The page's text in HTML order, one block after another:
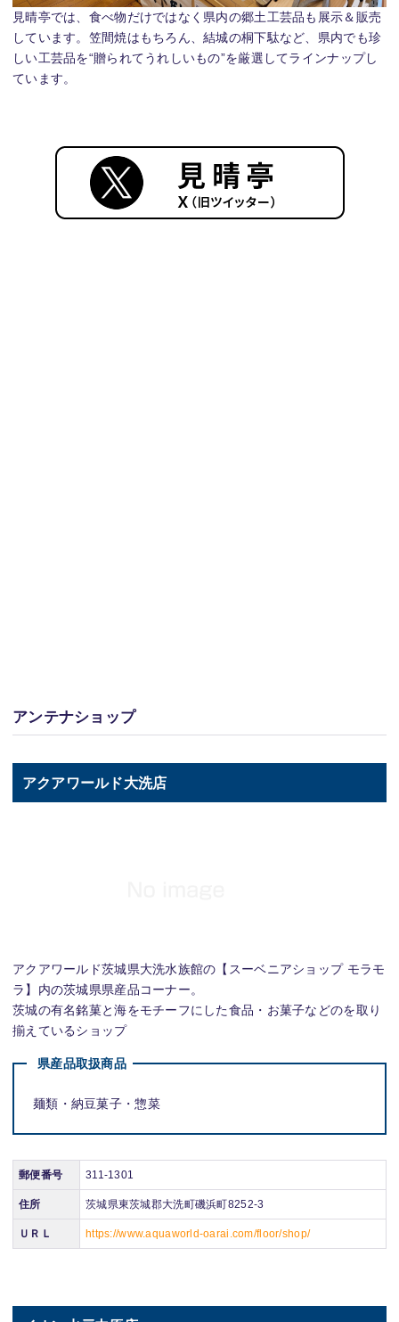
見晴亭では、食べ物だけではなく県内の郷土工芸品も展示＆販売
しています。笠間焼はもちろん、結城の桐下駄など、県内でも珍
しい工芸品を“贈られてうれしいもの”を厳選してラインナップし
ています。
アンテナショップ
アクアワールド大洗店
アクアワールド茨城県大洗水族館の【スーベニアショップ モラモ
ラ】内の茨城県県産品コーナー。
茨城の有名銘菓と海をモチーフにした食品・お菓子などのを取り
揃えているショップ
県産品取扱商品
麺類・納豆菓子・惣菜
郵便番号 311-1301
住所 茨城県東茨城郡大洗町磯浜町8252-3
ＵＲＬ https://www.aquaworld-oarai.com/floor/shop/